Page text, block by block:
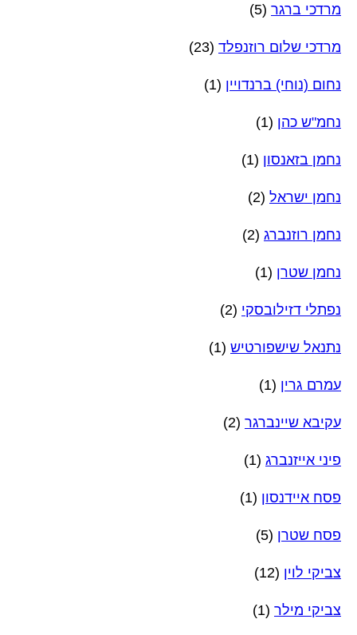
מרדכי ברגר (5)
מרדכי שלום רוזנפלד (23)
נחום (נוחי) ברנדויין (1)
נחמ"ש כהן (1)
נחמן בזאנסון (1)
נחמן ישראל (2)
נחמן רוזנברג (2)
נחמן שטרן (1)
נפתלי דזילובסקי (2)
נתנאל שישפורטיש (1)
עמרם גרין (1)
עקיבא שיינברגר (2)
פיני אייזנברג (1)
פסח איידנסון (1)
פסח שטרן (5)
צביקי לוין (12)
צביקי מילר (1)